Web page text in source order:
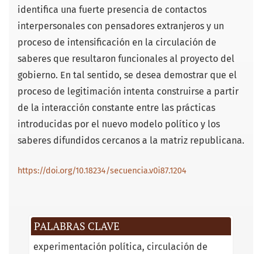
PALABRAS CLAVE
experimentación política circulación de
identifica una fuerte presencia de contactos
interpersonales con pensadores extranjeros y un
proceso de intensificación en la circulación de
saberes que resultaron funcionales al proyecto del
gobierno. En tal sentido, se desea demostrar que el
proceso de legitimación intenta construirse a partir
de la interacción constante entre las prácticas
introducidas por el nuevo modelo político y los
saberes difundidos cercanos a la matriz republicana.
https://doi.org/10.18234/secuencia.v0i87.1204